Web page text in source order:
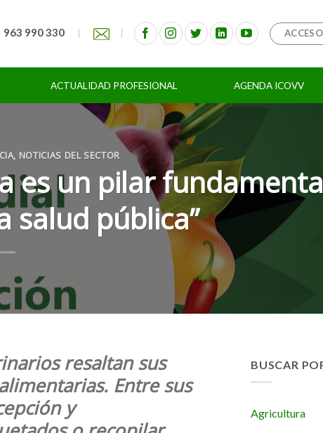
963 990 330 | |
ACTUALIDAD PROFESIONAL AGENDA ICOVV
, NOTICIAS DEL SECTOR
es un pilar
salud pública”
resaltan sus
Entre sus
y
BUSCAR
Agricultura